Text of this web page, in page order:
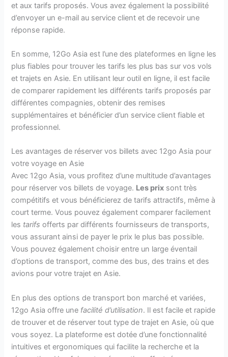
et aux tarifs proposés. Vous avez également la possibilité
d’envoyer un e-mail au service client et de recevoir une
réponse rapide.
En somme, 12Go Asia est l’une des plateformes en ligne les
plus fiables pour trouver les tarifs les plus bas sur vos vols
et trajets en Asie. En utilisant leur outil en ligne, il est facile
de comparer rapidement les différents tarifs proposés par
différentes compagnies, obtenir des remises
supplémentaires et bénéficier d’un service client fiable et
professionnel.
Les avantages de réserver vos billets avec 12go Asia pour
votre voyage en Asie
Avec 12go Asia, vous profitez d’une multitude d’avantages
pour réserver vos billets de voyage. Les prix sont très
compétitifs et vous bénéficierez de tarifs attractifs, même à
court terme. Vous pouvez également comparer facilement
les tarifs offerts par différents fournisseurs de transports,
vous assurant ainsi de payer le prix le plus bas possible.
Vous pouvez également choisir entre un large éventail
d’options de transport, comme des bus, des trains et des
avions pour votre trajet en Asie.
En plus des options de transport bon marché et variées,
12go Asia offre une facilité d’utilisation. Il est facile et rapide
de trouver et de réserver tout type de trajet en Asie, où que
vous soyez. La plateforme est dotée d’une fonctionnalité
intuitives et ergonomiques qui facilite la recherche et la